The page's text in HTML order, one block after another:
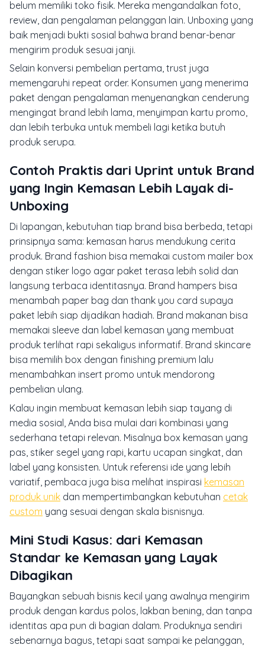
belum memiliki toko fisik. Mereka mengandalkan foto,
review, dan pengalaman pelanggan lain. Unboxing yang
baik menjadi bukti sosial bahwa brand benar-benar
mengirim produk sesuai janji.
Selain konversi pembelian pertama, trust juga
memengaruhi repeat order. Konsumen yang menerima
paket dengan pengalaman menyenangkan cenderung
mengingat brand lebih lama, menyimpan kartu promo,
dan lebih terbuka untuk membeli lagi ketika butuh
produk serupa.
Contoh Praktis dari Uprint untuk Brand
yang Ingin Kemasan Lebih Layak di-
Unboxing
Di lapangan, kebutuhan tiap brand bisa berbeda, tetapi
prinsipnya sama: kemasan harus mendukung cerita
produk. Brand fashion bisa memakai custom mailer box
dengan stiker logo agar paket terasa lebih solid dan
langsung terbaca identitasnya. Brand hampers bisa
menambah paper bag dan thank you card supaya
paket lebih siap dijadikan hadiah. Brand makanan bisa
memakai sleeve dan label kemasan yang membuat
produk terlihat rapi sekaligus informatif. Brand skincare
bisa memilih box dengan finishing premium lalu
menambahkan insert promo untuk mendorong
pembelian ulang.
Kalau ingin membuat kemasan lebih siap tayang di
media sosial, Anda bisa mulai dari kombinasi yang
sederhana tetapi relevan. Misalnya box kemasan yang
pas, stiker segel yang rapi, kartu ucapan singkat, dan
label yang konsisten. Untuk referensi ide yang lebih
variatif, pembaca juga bisa melihat inspirasi kemasan
produk unik dan mempertimbangkan kebutuhan cetak
custom yang sesuai dengan skala bisnisnya.
Mini Studi Kasus: dari Kemasan
Standar ke Kemasan yang Layak
Dibagikan
Bayangkan sebuah bisnis kecil yang awalnya mengirim
produk dengan kardus polos, lakban bening, dan tanpa
identitas apa pun di bagian dalam. Produknya sendiri
sebenarnya bagus, tetapi saat sampai ke pelanggan,